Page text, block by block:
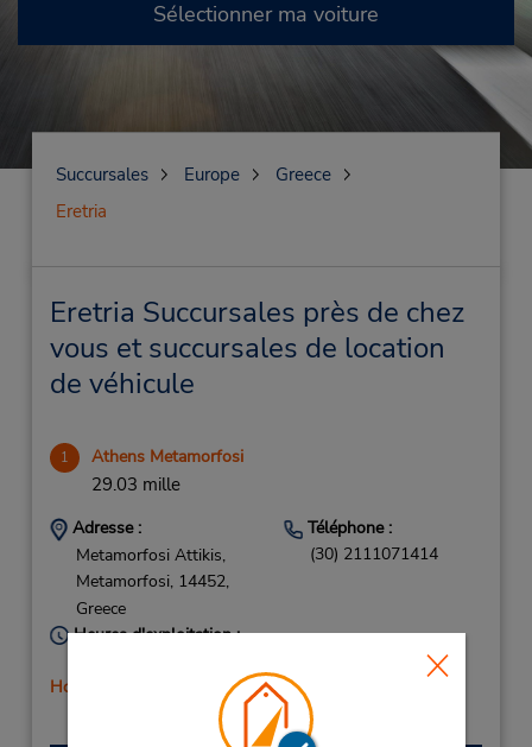
Sélectionner ma voiture
Succursales Europe
Greece
Eretria
Eretria Succursales près de chez
vous et succursales de location
de véhicule
1 Athens Metamorfosi
29.03 mille
Adresse :
Metamorfosi Attikis,
Metamorfosi, 14452,
Greece
Téléphone :
(30) 2111071414
Heures d'exploitation :
Holiday Hours
Free pickup service available